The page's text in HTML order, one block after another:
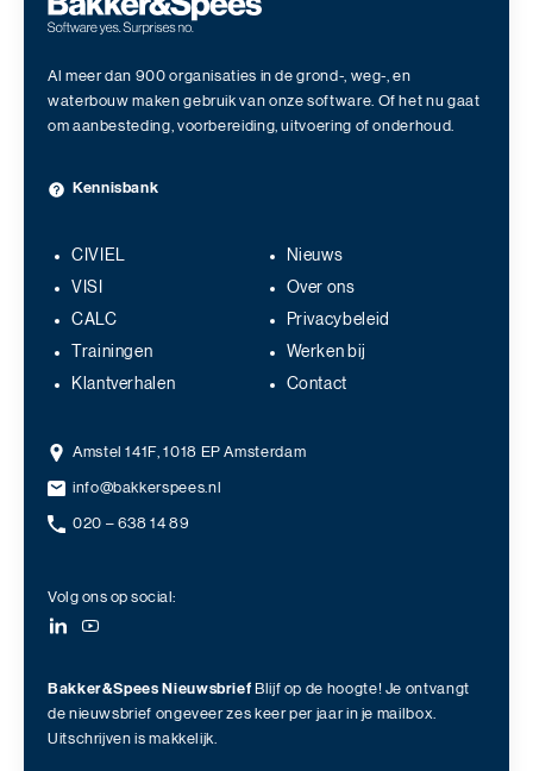
Al meer dan 900 organisaties in de grond-, weg-, en
waterbouw maken gebruik van onze software. Of het nu gaat
om aanbesteding, voorbereiding, uitvoering of onderhoud.
Kennisbank
CIVIEL
VISI
CALC
Trainingen
Klantverhalen
Nieuws
Over ons
Privacybeleid
Werken bij
Contact
Amstel 141F, 1018 EP Amsterdam
info@bakkerspees.nl
020 – 638 14 89
Volg ons op social:
Bakker&Spees Nieuwsbrief Blijf op de hoogte! Je ontvangt
de nieuwsbrief ongeveer zes keer per jaar in je mailbox.
Uitschrijven is makkelijk.